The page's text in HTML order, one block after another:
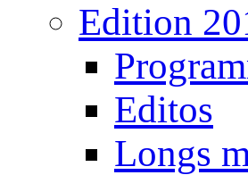
Edition
Editos
Longs